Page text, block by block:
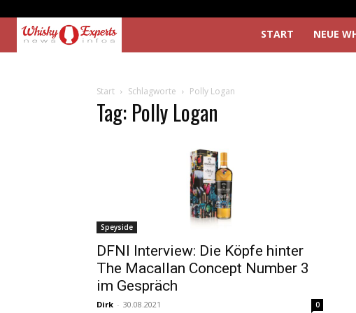
START NEUE
Start Schlagworte Polly Logan
Tag: Polly Logan
Speyside
DFNI Interview: Die Köpfe hinter
The Macallan Concept Number 3
im Gespräch
Dirk - 30.08.2021 0